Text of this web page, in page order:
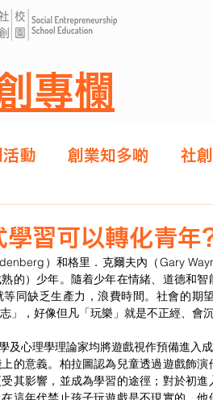
專欄
動 創業知多啲 社
習可以轉化青年
的）少年。隨着少年在情緒、道德和
同缺乏生產力，浪費時間。社會的期
」，好像但凡「玩樂」就是不正經、會沉
的意義。柏拉圖認為兒童透過遊戲飾
其影響，並成為學習的途徑；對於初